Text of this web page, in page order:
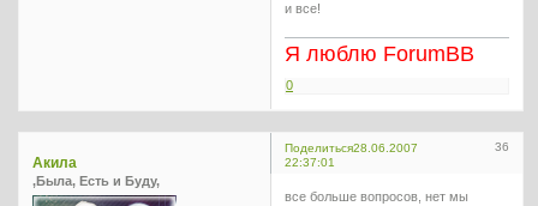
и все!
Я люблю ForumBB
0
Поделиться 36
28.06.2007
22:37:01
Акила
,Была, Есть и Буду,
все больше вопросов, нет мы